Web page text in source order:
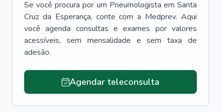
Se você procura por um Pneumologista em Santa
Cruz da Esperança, conte com a Medprev. Aqui
você agenda consultas e exames por valores
acessíveis, sem mensalidade e sem taxa de
adesão.
Agendar teleconsulta